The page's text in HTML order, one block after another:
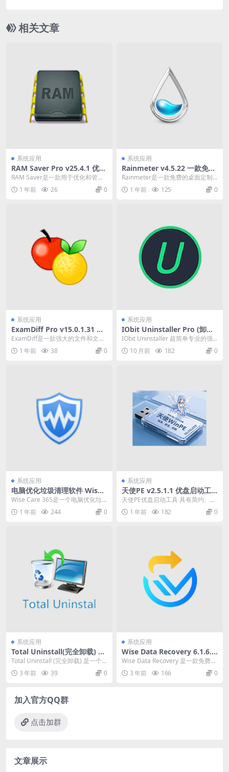
相关文章
系统应用
RAM Saver Pro v25.4.1 优化
内存软件中文绿色版
RAM Saver是一款用于优化和管理
电脑内存的软件。它可以帮助用户
释放内存空间...
1 年前 26 0
系统应用
Rainmeter v4.5.22 一款免费
的桌面定制工具中文绿色版
Rainmeter是一款免费的桌面定制
工具，允许用户在桌面上添加各种
小部件(wi...
1 年前 125 0
系统应用
ExamDiff Pro v15.0.1.31 文
件和文件夹比较工具绿色版
ExamDiff是一款强大的文件和文件
夹比较工具。它可以帮助用户快速
而准确地找到...
1 年前 38 0
系统应用
IObit Uninstaller Pro (卸载
工具) v15.0.0.13 中文破解便
携式版
IObit Uninstaller 超简单专业的强
力卸载删除顽固应用程序和浏览
器...10 月前 182 0
系统应用
电脑优化垃圾清理软件 Wise
Care 365 Pro v7.2.5 中文破
解便携式版
Wise Care 365是一个电脑优化垃
圾清理软件。旨在优化、配置和清
理您的计...
1 年前 244 0
系统应用
天使PE v2.5.1.1 优盘启动工
具标准版/增强版
天使PE优盘启动工具 具有简约、易
操作等特点，使用起来十分人性
化。以U盘作为使用...
1 年前 182 0
系统应用
Total Uninstall(完全卸载) v
7.6.0.669 x64中文绿色版
Total Uninstall (完全卸载) 是一个
十分实用的软件安装监视器和卸...
3 年前 39 0
系统应用
Wise Data Recovery 6.1.6.4
98 一款免费的数据恢复软件
Wise Data Recovery 是一款免费的
数据恢复软件，它可以帮助用户
从...3 年前 166 0
加入官方QQ群
点击加群
文章展示